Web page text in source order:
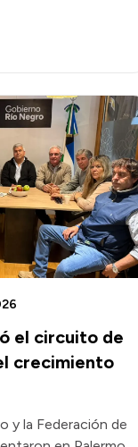
el circuito de
crecimiento
y la Federación de